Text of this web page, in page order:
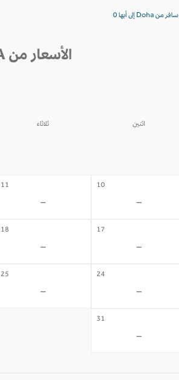
سافر من Doha إلى أبها 0
الأسعار من DOHA إلى أبها خلال 30 يوم القادمة
اثنين ثلاثاء
10
-
11
-
17
-
18
-
24
-
25
-
31
-